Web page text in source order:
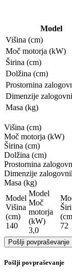
Model
Višina (cm)
Moč motorja (kW)
Širina (cm)
Dolžina (cm)
Prostornina
Dimenzije
Masa (kg)
Višina (cm)
Moč motorja (kW)
Širina (cm)
Dolžina (cm)
Prostornina
Dimenzije
Masa (kg)
Model
Višina
(cm)
140
Model
Moč
motorja
(kW)
3,0
72
Pošlji povpraševanje
Pošlji povpraševanje